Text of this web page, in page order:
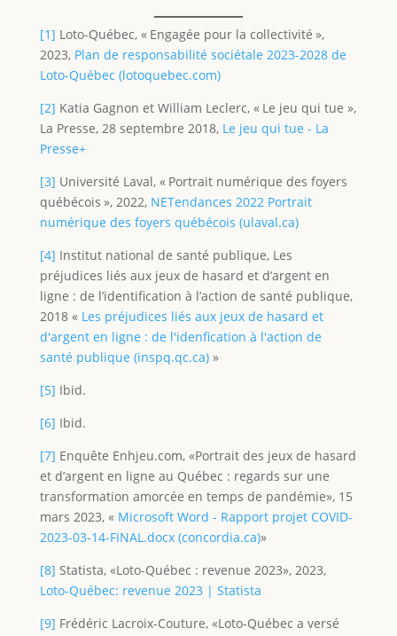
[1] Loto-Québec, « Engagée pour la collectivité »,
2023, Plan de responsabilité sociétale 2023-2028 de
Loto-Québec (lotoquebec.com)
[2] Katia Gagnon et William Leclerc, « Le jeu qui tue »,
La Presse, 28 septembre 2018, Le jeu qui tue - La
Presse+
[3] Université Laval, « Portrait numérique des foyers
québécois », 2022, NETendances 2022 Portrait
numérique des foyers québécois (ulaval.ca)
[4] Institut national de santé publique, Les
préjudices liés aux jeux de hasard et d’argent en
ligne : de l’identification à l’action de santé publique,
2018 « Les préjudices liés aux jeux de hasard et
d'argent en ligne : de l'idenfication à l'action de
santé publique (inspq.qc.ca)»
[5] Ibid.
[6] Ibid.
[7] Enquête Enhjeu.com, «Portrait des jeux de hasard
et d’argent en ligne au Québec : regards sur une
transformation amorcée en temps de pandémie», 15
mars 2023, « Microsoft Word - Rapport projet COVID-
2023-03-14-FINAL.docx (concordia.ca)»
[8] Statista, «Loto-Québec : revenue 2023», 2023,
Loto-Québec: revenue 2023 | Statista
[9] Frédéric Lacroix-Couture, «Loto-Québec a versé